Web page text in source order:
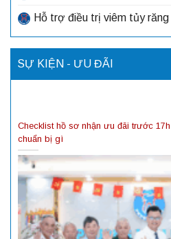
Hỗ trợ điều trị viêm tủy răng
SỰ KIỆN - ƯU ĐÃI
Checklist hồ sơ nhận ưu đãi trước
chuẩn bị gì